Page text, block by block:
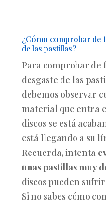
¿Cómo comprobar de
de las pastillas?
Para comprobar de
desgaste de las
debemos observar
material que entra
discos se está
está llegando a su
Recuerda, intenta
unas pastillas muy
discos pueden
Si no sabes cómo